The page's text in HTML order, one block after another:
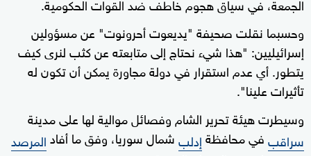
وحسبما نقلت صحيفة "يديعوت أحرونوت" عن مسؤولين
إسرائيليين: "هذا شيء نحتاج إلى متابعته عن كثب لنرى كيف
يتطور. أي عدم استقرار في دولة مجاورة يمكن أن تكون له
تأثيرات علينا".
وسيطرت هيئة تحرير الشام وفصائل موالية لها على مدينة
سراقبفي محافظةإدلبشمال سوريا، وفق ما أفادالمرصد